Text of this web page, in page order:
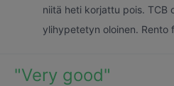
niitä heti korjattu pois. TCB
ylihypetetyn oloinen. Rento
"Very good"